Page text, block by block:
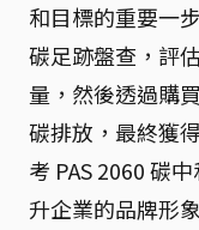
和目標的重要一
碳足跡盤查，評
量，然後透過購
碳排放，最終獲
考 PAS 2060 碳
升企業的品牌形